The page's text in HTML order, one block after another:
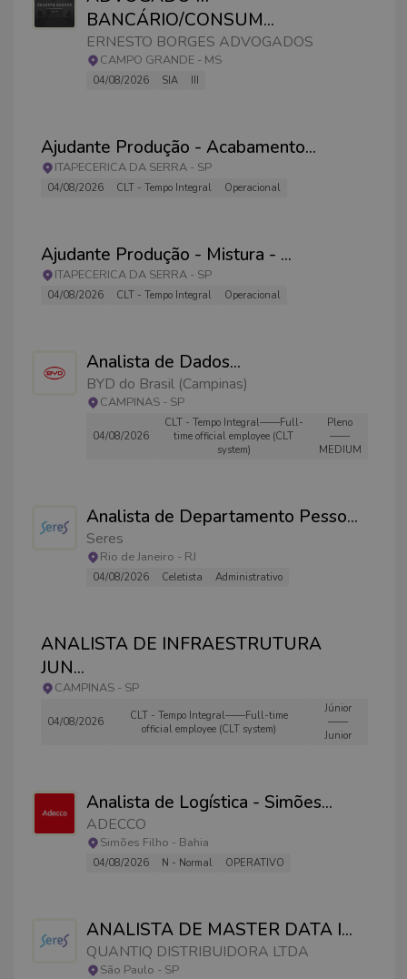
BANCÁRIO/CONSUM...
ERNESTO BORGES ADVOGADOS
CAMPO GRANDE - MS
04/08/2026 SIA III
Ajudante Produção - Acabamento...
ITAPECERICA DA SERRA - SP
04/08/2026 CLT - Tempo Integral Operacional
Ajudante Produção - Mistura - ...
ITAPECERICA DA SERRA - SP
04/08/2026 CLT - Tempo Integral Operacional
Analista de Dados...
BYD do Brasil (Campinas)
CAMPINAS - SP
04/08/2026
CLT - Tempo Integral——Full-
time official employee (CLT
system)
Pleno
——
MEDIUM
Analista de Departamento Pesso...
Seres
Rio de Janeiro - RJ
04/08/2026 Celetista Administrativo
ANALISTA DE INFRAESTRUTURA
JUN...
CAMPINAS - SP
04/08/2026
CLT - Tempo Integral——Full-time
official employee (CLT system)
Júnior
——
Junior
Analista de Logística - Simões...
ADECCO
Simões Filho - Bahia
04/08/2026 N - Normal OPERATIVO
ANALISTA DE MASTER DATA I...
QUANTIQ DISTRIBUIDORA LTDA
São Paulo - SP